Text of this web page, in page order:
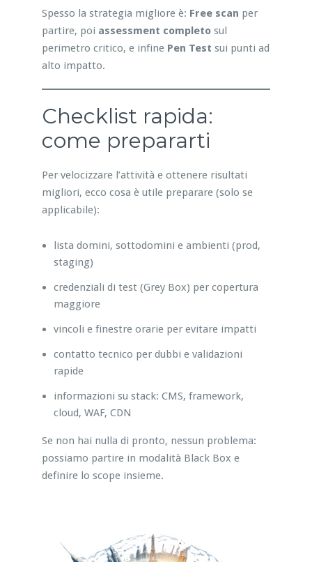
Spesso la strategia migliore è: Free scan per
partire, poi assessment completosul
perimetro critico, e infine Pen Test sui punti ad
alto impatto.
Checklist rapida:
come prepararti
Per velocizzare l’attività e ottenere risultati
migliori, ecco cosa è utile preparare (solo se
applicabile):
lista domini, sottodomini e ambienti (prod,
staging)
credenziali di test (Grey Box) per copertura
maggiore
vincoli e finestre orarie per evitare impatti
contatto tecnico per dubbi e validazioni
rapide
informazioni su stack: CMS, framework,
cloud, WAF, CDN
Se non hai nulla di pronto, nessun problema:
possiamo partire in modalità Black Box e
definire lo scope insieme.